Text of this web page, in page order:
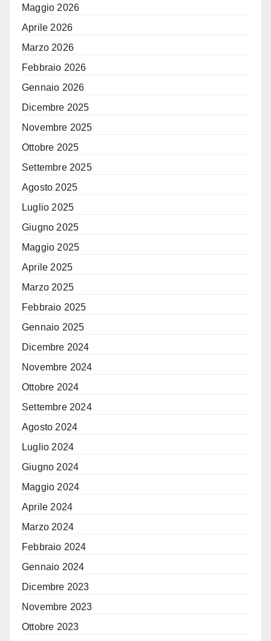
Maggio 2026
Aprile 2026
Marzo 2026
Febbraio 2026
Gennaio 2026
Dicembre 2025
Novembre 2025
Ottobre 2025
Settembre 2025
Agosto 2025
Luglio 2025
Giugno 2025
Maggio 2025
Aprile 2025
Marzo 2025
Febbraio 2025
Gennaio 2025
Dicembre 2024
Novembre 2024
Ottobre 2024
Settembre 2024
Agosto 2024
Luglio 2024
Giugno 2024
Maggio 2024
Aprile 2024
Marzo 2024
Febbraio 2024
Gennaio 2024
Dicembre 2023
Novembre 2023
Ottobre 2023